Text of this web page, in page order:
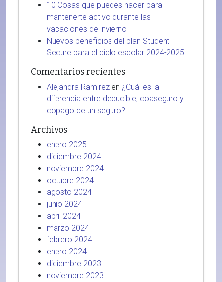
10 Cosas que puedes hacer para
mantenerte activo durante las
vacaciones de invierno
Nuevos beneficios del plan Student
Secure para el ciclo escolar 2024-2025
Comentarios recientes
Alejandra Ramirez en ¿Cuál es la
diferencia entre deducible, coaseguro y
copago de un seguro?
Archivos
enero 2025
diciembre 2024
noviembre 2024
octubre 2024
agosto 2024
junio 2024
abril 2024
marzo 2024
febrero 2024
enero 2024
diciembre 2023
noviembre 2023